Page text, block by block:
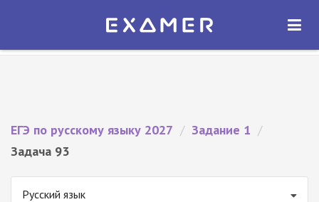
Экзамер — ЕГЭ 2027
ОТКРЫТЬ
ЕГЭ по русскому языку 2027 / Задание 1 /
Задача 93
Русский язык